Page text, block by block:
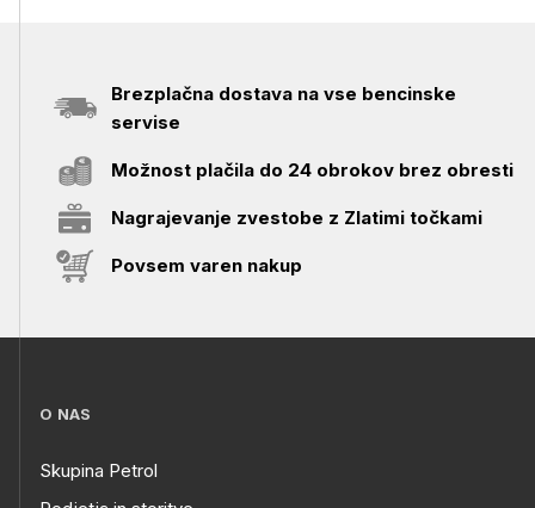
Brezplačna dostava na vse bencinske
servise
Možnost plačila do 24 obrokov brez obresti
Nagrajevanje zvestobe z Zlatimi točkami
Povsem varen nakup
O NAS
Skupina Petrol